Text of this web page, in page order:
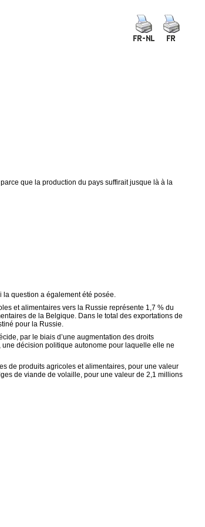
que la production du pays suffirait jusque là à la
la question a également été posée.
et alimentaires vers la Russie représente 1,7 % du
de la Belgique. Dans le total des exportations de
pour la Russie.
par le biais d’une augmentation des droits
décision politique autonome pour laquelle elle ne
de produits agricoles et alimentaires, pour une valeur
de viande de volaille, pour une valeur de 2,1 millions